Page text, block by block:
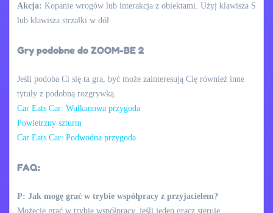
Akcja: Kopanie wrogów lub interakcja z obiektami. Użyj klawisza S
lub klawisza strzałki w dół.
Gry podobne do ZOOM-BE 2
Jeśli podoba Ci się ta gra, być może zainteresują Cię również inne
tytuły z podobną rozgrywką.
Car Eats Car: Wulkanowa przygoda
Powietrzny szturm
Car Eats Car: Podwodna przygoda
FAQ:
P: Jak mogę grać w trybie współpracy z przyjacielem?
Możecie grać w trybie współpracy, jeśli jeden gracz steruje